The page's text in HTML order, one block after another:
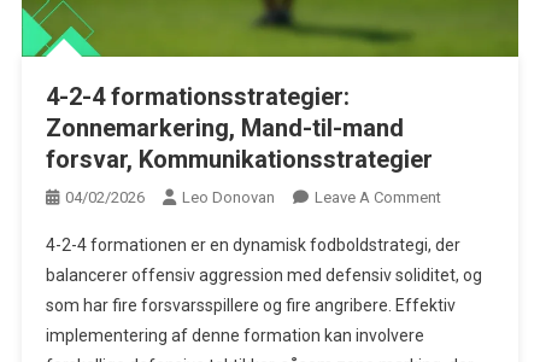
4-2-4 formationsstrategier:
Zonnemarkering, Mand-til-mand
forsvar, Kommunikationsstrategier
04/02/2026 Leo Donovan Leave A CommentOn
2-
4
4-2-4 formationen er en dynamisk fodboldstrategi, der
balancerer offensiv aggression med defensiv soliditet, og
som har fire forsvarsspillere og fire angribere. Effektiv
implementering af denne formation kan involvere